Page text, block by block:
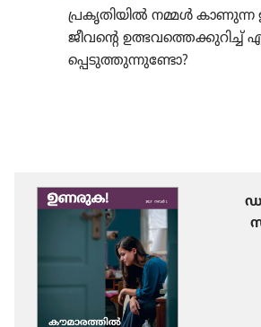
പ്രകൃ​തി​യിൽ നമ്മൾ കാണുന്ന
ജീവന്റെ ഉത്ഭവ​ത്തെ​ക്കു​റിച്ച്‌
പ്പെ​ടു​ത്തു​ന്നു​ണ്ടോ?